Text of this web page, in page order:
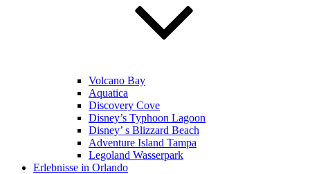
Volcano Bay
Aquatica
Discovery Cove
Disney’s Typhoon Lagoon
Disney’ s Blizzard Beach
Adventure Island Tampa
Legoland Wasserpark
Erlebnisse in Orlando